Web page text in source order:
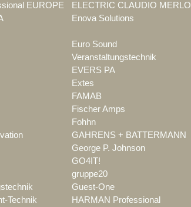
EUROPE ELECTRIC CLAUDIO MERLO
Enova Solutions
Euro Sound
Veranstaltungstechnik
EVERS PA
Extes
FAMAB
Fischer Amps
Fohhn
GAHRENS + BATTERMANN
George P. Johnson
GO4IT!
gruppe20
Guest-One
Technik HARMAN Professional